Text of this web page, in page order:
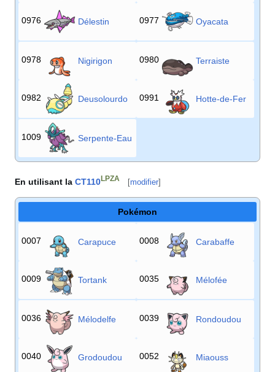
0976 Délestin 0977 Oyacata
0978 Nigirigon 0980 Terraiste
0982 Deusolourdo 0991 Hotte-de-Fer
1009 Serpente-Eau
En utilisant la CT110LPZA [modifier]
Pokémon
0007 Carapuce 0008 Carabaffe
0009 Tortank 0035 Mélofée
0036 Mélodelfe 0039 Rondoudou
0040 Grodoudou 0052 Miaouss